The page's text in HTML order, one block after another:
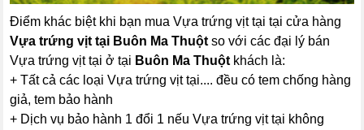
Điểm khác biệt khi bạn mua Vựa trứng vịt tại tại cửa hàng
Vựa trứng vịt tại Buôn Ma Thuột so với các đại lý bán
Vựa trứng vịt tại ở tại Buôn Ma Thuột khách là:
+ Tất cả các loại Vựa trứng vịt tại.... đều có tem chống hàng
giả, tem bảo hành
+ Dịch vụ bảo hành 1 đổi 1 nếu Vựa trứng vịt tại không